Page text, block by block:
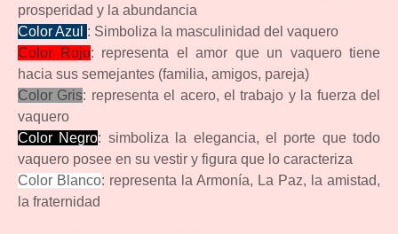
prosperidad y la abundancia
Color Azul : Simboliza la masculinidad del vaquero
Color Rojo: representa el amor que un vaquero tiene
hacia sus semejantes (familia, amigos, pareja)
Color Gris: representa el acero, el trabajo y la fuerza del
vaquero
Color Negro: simboliza la elegancia, el porte que todo
vaquero posee en su vestir y figura que lo caracteriza
Color Blanco: representa la Armonía, La Paz, la amistad,
la fraternidad